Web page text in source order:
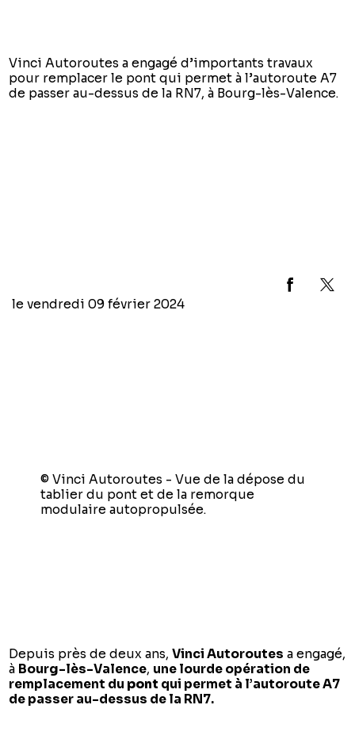
Vinci Autoroutes a engagé d’importants travaux
pour remplacer le pont qui permet à l’autoroute A7
de passer au-dessus de la RN7, à Bourg-lès-Valence.
levendredi 09 février 2024
© Vinci Autoroutes - Vue de la dépose du
tablier du pont et de la remorque
modulaire autopropulsée.
Depuis près de deux ans,Vinci Autoroutes a engagé,
à Bourg-lès-Valence, une lourde opération de
remplacement du pont qui permet à l’autoroute A7
de passer au-dessus de la RN7.